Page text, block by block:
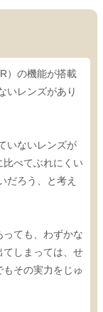
）の機能が搭載
いレンズがあり
いないレンズが
べてぶれにくい
だろう、と考え
っても、わずかな
てしまっては、せ
その実力をじゅ